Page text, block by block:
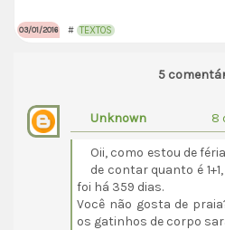
# TEXTOS
03/01/2016
5
Unknown 8
Oii, como estou de
de contar quanto é
foi há 359 dias.
Você não gosta de
os gatinhos de corpo